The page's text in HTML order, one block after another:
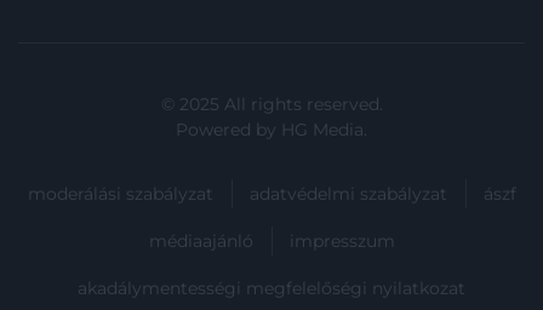
© 2025 All rights reserved.
Powered by HG Media.
moderálási szabályzat adatvédelmi szabályzat ászf
médiaajánló impresszum
akadálymentességi megfelelőségi nyilatkozat